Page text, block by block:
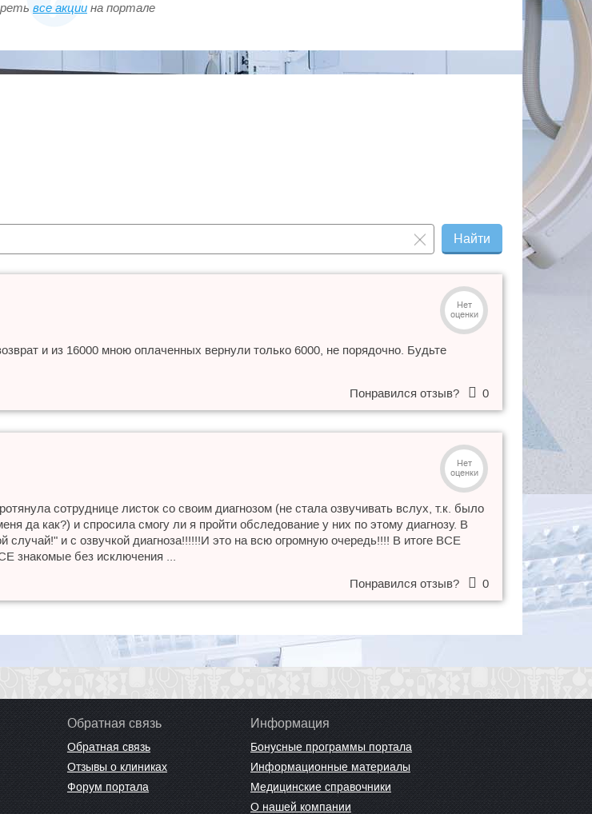
все акции на портале
Найти
Нет
оценки
и из 16000 мною оплаченных вернули только 6000, не порядочно. Будьте
Понравился отзыв? 0
Нет
оценки
сотруднице листок со своим диагнозом (не стала озвучивать вслух, т.к. было
да как?) и спросила смогу ли я пройти обследование у них по этому диагнозу. В
и с озвучкой диагноза!!!!!!И это на всю огромную очередь!!!! В итоге ВСЕ
знакомые без исключения ...
Понравился отзыв? 0
Обратная связь
Обратная связь
Отзывы о клиниках
Форум портала
Информация
Бонусные программы портала
Информационные материалы
Медицинские справочники
О нашей компании